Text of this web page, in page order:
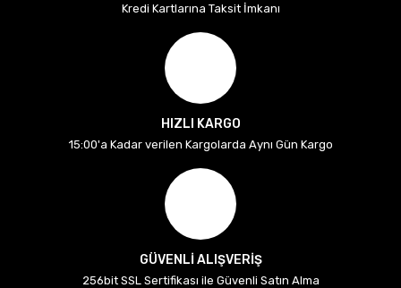
Kredi Kartlarına Taksit İmkanı
HIZLI KARGO
15:00'a Kadar verilen Kargolarda Aynı Gün Kargo
GÜVENLİ ALIŞVERİŞ
256bit SSL Sertifikası ile Güvenli Satın Alma